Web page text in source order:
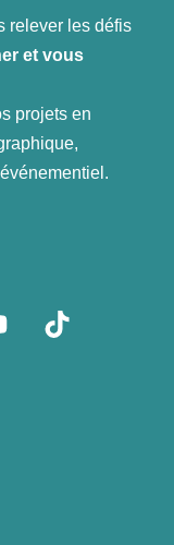
relever les défis
et vous
projets en
T
i